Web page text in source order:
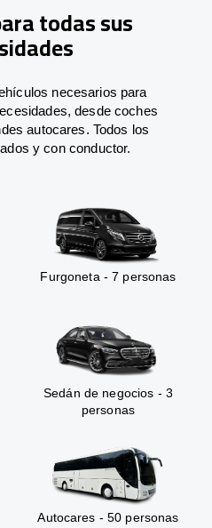
todas sus
necesarios para
desde coches
autocares. Todos los
y con conductor.
Furgoneta - 7 personas
Sedán de negocios - 3
personas
Autocares - 50 personas